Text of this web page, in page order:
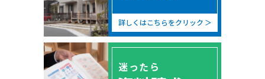
詳しくはこちらをクリック
迷ったら